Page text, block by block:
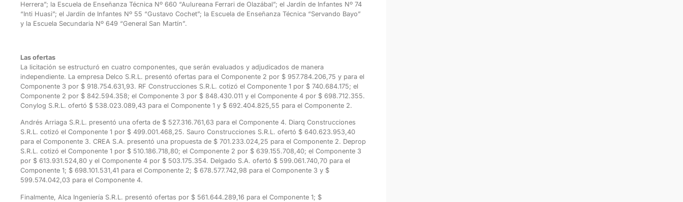
Herrera”; la Escuela de Enseñanza Técnica Nº 660 “Aulureana Ferrari de Olazábal”; el Jardín de Infantes Nº 74
“Inti Huasi”; el Jardín de Infantes Nº 55 “Gustavo Cochet”; la Escuela de Enseñanza Técnica “Servando Bayo”
y la Escuela Secundaria Nº 649 “General San Martín”.
Las ofertas
La licitación se estructuró en cuatro componentes, que serán evaluados y adjudicados de manera
independiente. La empresa Delco S.R.L. presentó ofertas para el Componente 2 por $ 957.784.206,75 y para el
Componente 3 por $ 918.754.631,93. RF Construcciones S.R.L. cotizó el Componente 1 por $ 740.684.175; el
Componente 2 por $ 842.594.358; el Componente 3 por $ 848.430.011 y el Componente 4 por $ 698.712.355.
Conylog S.R.L. ofertó $ 538.023.089,43 para el Componente 1 y $ 692.404.825,55 para el Componente 2.
Andrés Arriaga S.R.L. presentó una oferta de $ 527.316.761,63 para el Componente 4. Diarq Construcciones
S.R.L. cotizó el Componente 1 por $ 499.001.468,25. Sauro Construcciones S.R.L. ofertó $ 640.623.953,40
para el Componente 3. CREA S.A. presentó una propuesta de $ 701.233.024,25 para el Componente 2. Deprop
S.R.L. cotizó el Componente 1 por $ 510.186.718,80; el Componente 2 por $ 639.155.708,40; el Componente 3
por $ 613.931.524,80 y el Componente 4 por $ 503.175.354. Delgado S.A. ofertó $ 599.061.740,70 para el
Componente 1; $ 698.101.531,41 para el Componente 2; $ 678.577.742,98 para el Componente 3 y $
599.574.042,03 para el Componente 4.
Finalmente, Alca Ingeniería S.R.L. presentó ofertas por $ 561.644.289,16 para el Componente 1; $